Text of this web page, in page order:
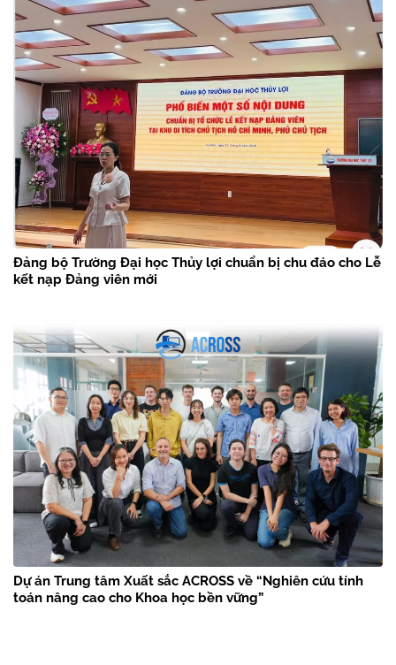
Đảng bộ Trường Đại học Thủy lợi chuẩn bị chu đáo cho Lễ
kết nạp Đảng viên mới
Dự án Trung tâm Xuất sắc ACROSS về “Nghiên cứu tính
toán nâng cao cho Khoa học bền vững”